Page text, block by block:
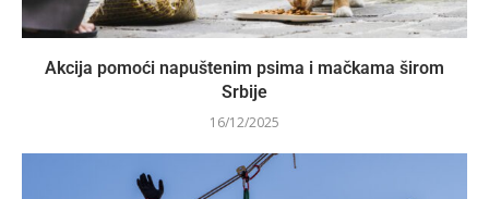
Akcija pomoći napuštenim psima i mačkama širom
Srbije
16/12/2025